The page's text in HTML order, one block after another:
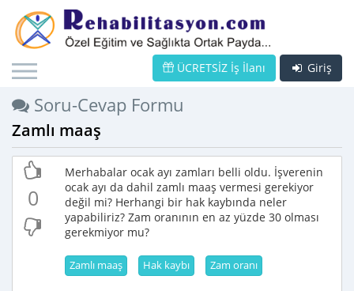
Giriş
ÜCRETSİZ İş İlanı
Soru-Cevap Formu
Zamlı maaş
0
Merhabalar ocak ayı zamları belli oldu. İşverenin
ocak ayı da dahil zamlı maaş vermesi gerekiyor
değil mi? Herhangi bir hak kaybında neler
yapabiliriz? Zam oranının en az yüzde 30 olması
gerekmiyor mu?
Zamlı maaş Hak kaybı Zam oranı